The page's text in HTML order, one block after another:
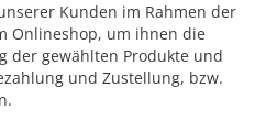
Kunden im Rahmen der
Onlineshop, um ihnen die
der gewählten Produkte und
und Zustellung, bzw.